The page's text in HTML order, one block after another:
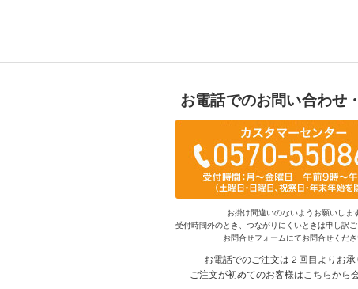
お電話でのお問い合わせ
お掛け間違いのないようお願いしま
受付時間外のとき、つながりにくいときは申し訳ご
お問合せフォームにてお問合せくだ
お電話でのご注文は２回目よりお承
ご注文が初めてのお客様はこちらから